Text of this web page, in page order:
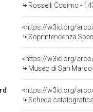
Rosselli Cosimo -
<https://w3id.org/
Soprintendenza
<https://w3id.org/
Museo di San Marco
<https://w3id.org/
Scheda